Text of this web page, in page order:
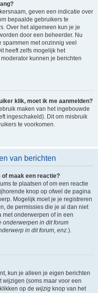
geven een indicatie over
bepaalde gebruikers te
Over het algemeen kun je je
door een beheerder. Nu
met onzinnig veel
heeft zelfs mogelijk het
kunnen je berichten
klik, moet ik me aanmelden?
maken van het ingebouwde
ingeschakeld). Dit om misbruik
te voorkomen.
van berichten
of maak een reactie?
te plaatsen of om een reactie
knop op ofwel de pagina
Mogelijk moet je je registreren
de permissies die je al dan niet
met onderwerpen of in een
onderwerpen in dit forum
in dit forum, enz.).
kun je alleen je eigen berichten
(soms maar voor een
op de wijzig knop van het